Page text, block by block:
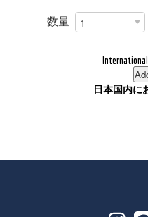
数量
日本国内に